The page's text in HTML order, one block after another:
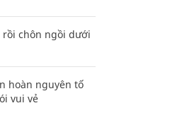
chôn ngồi dưới
hoàn nguyên tố
vui vẻ